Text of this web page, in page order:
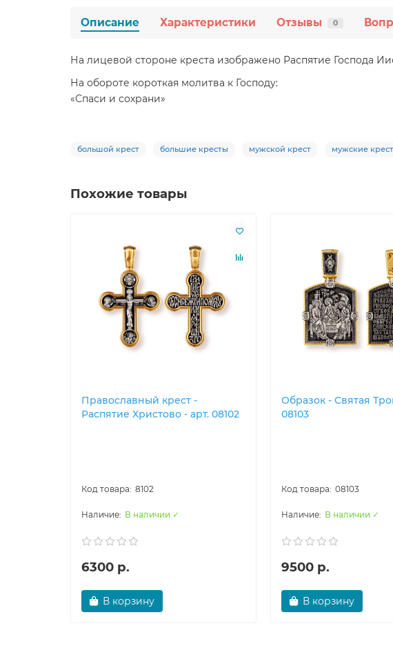
Описание Характеристики Отзывы 0
На лицевой стороне креста изображено Распятие Господа
На обороте короткая молитва к Господу:
«Спаси и сохрани»
большой крест большие кресты мужской крест мужские
Похожие товары
Православны​й крест -
Распятие Христово - арт. 08102
8102
В наличии ✓
6300 р.
В корзину
Образок - Святая
08103
08103
В наличии ✓
9500 р.
В корзину